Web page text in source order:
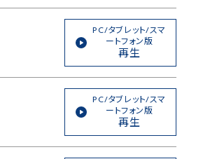
PC/タブレット/スマ
ートフォン版
再生
PC/タブレット/スマ
ートフォン版
再生